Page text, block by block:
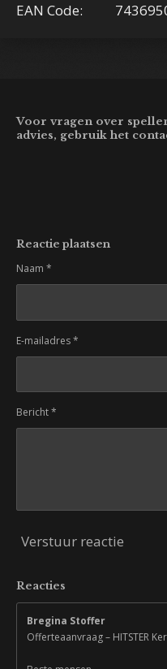
EAN Code:
Voor vragen over
advies, gebruik het
Reactie plaatsen
Naam *
E-mailadres *
Bericht *
Verstuur reactie
Reacties
Bregina Stoffer
Offerteaanvraag – HITSTER